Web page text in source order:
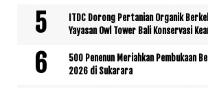
ITDC Dorong Pertanian Organik
Yayasan Owl Tower Bali Konservasi
500 Penenun Meriahkan Pembukaan
2026 di Sukarara